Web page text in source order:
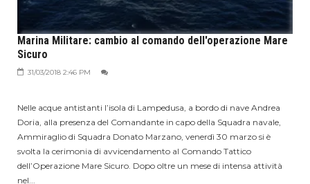
Marina Militare: cambio al comando dell'operazione Mare
Sicuro
31/03/2018 2:46 PM
Nelle acque antistanti l’isola di Lampedusa, a bordo di nave Andrea
Doria, alla presenza del Comandante in capo della Squadra navale,
Ammiraglio di Squadra Donato Marzano, venerdì 30 marzo si è
svolta la cerimonia di avvicendamento al Comando Tattico
dell’Operazione Mare Sicuro. Dopo oltre un mese di intensa attività
nel...